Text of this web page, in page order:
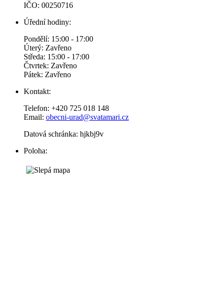
IČO: 00250716
Úřední hodiny:
Pondělí: 15:00 - 17:00
Úterý: Zavřeno
Středa: 15:00 - 17:00
Čtvrtek: Zavřeno
Pátek: Zavřeno
Kontakt:
Telefon: +420 725 018 148
Email: obecni-urad@svatamari.cz
Datová schránka: hjkbj9v
Poloha: